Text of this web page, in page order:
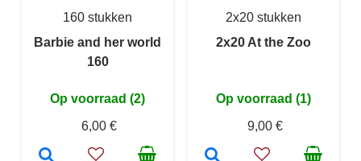
160 stukken
Barbie and her world
160
Op voorraad (2)
6,00 €
2x20 stukken
2x20 At the Zoo
Op voorraad (1)
9,00 €